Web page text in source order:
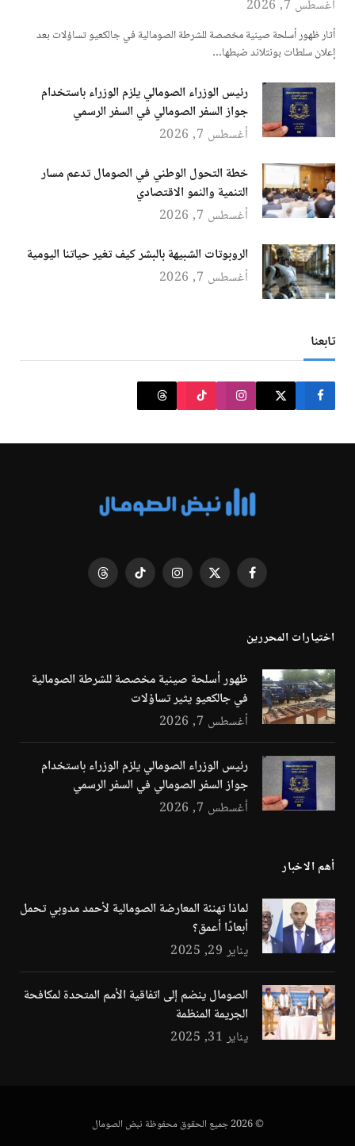
أغسطس 7, 2026
أثار ظهور أسلحة صينية مخصصة للشرطة الصومالية في جالكعيو تساؤلات بعد
إعلان سلطات بونتلاند ضبطها…
رئيس الوزراء الصومالي يلزم الوزراء باستخدام
جواز السفر الصومالي في السفر الرسمي
أغسطس 7, 2026
خطة التحول الوطني في الصومال تدعم مسار
التنمية والنمو الاقتصادي
أغسطس 7, 2026
الروبوتات الشبيهة بالبشر كيف تغير حياتنا اليومية
أغسطس 7, 2026
تابعنا
فيسبوك X
الانستغرامتيكتوك Threads
اختيارات المحررين
ظهور أسلحة صينية مخصصة للشرطة الصومالية
في جالكعيو يثير تساؤلات
أغسطس 7, 2026
رئيس الوزراء الصومالي يلزم الوزراء باستخدام
جواز السفر الصومالي في السفر الرسمي
أغسطس 7, 2026
أهم الاخبار
لماذا تهنئة المعارضة الصومالية لأحمد مدوبي تحمل
أبعادًا أعمق؟
يناير 29, 2025
الصومال ينضم إلى اتفاقية الأمم المتحدة لمكافحة
الجريمة المنظمة
يناير 31, 2025
© 2026 جميع الحقوق محفوظة نبض الصومال